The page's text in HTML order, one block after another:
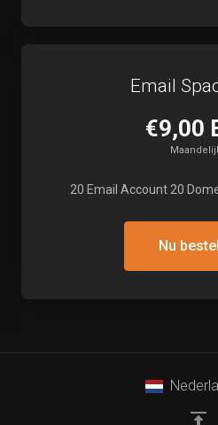
Email
€9,00
20 Email Account 20
Nu